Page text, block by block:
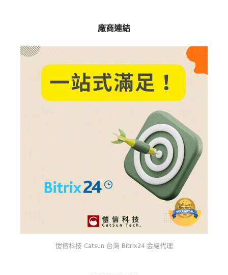
廠商連結
愷信科技 Catsun 台灣 Bitrix24 金級代理